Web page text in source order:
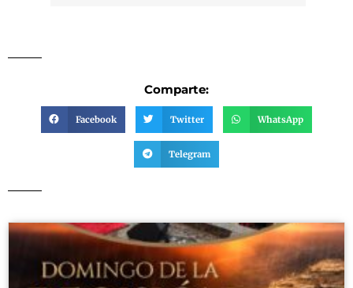
Comparte:
Facebook Twitter WhatsApp
Telegram